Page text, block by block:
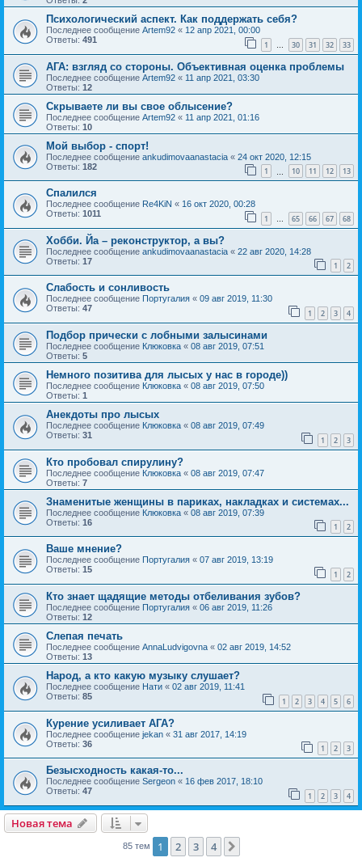
Психологический аспект. Как поддержать себя?
Последнее сообщение Artem92 « 12 апр 2021, 00:00
Ответы: 491 1 … 30 31 32 33
АГА: взгляд со стороны. Объективная оценка проблемы
Последнее сообщение Artem92 « 11 апр 2021, 03:30
Ответы: 12
Скрываете ли вы свое облысение?
Последнее сообщение Artem92 « 11 апр 2021, 01:16
Ответы: 10
Мой выбор - спорт!
Последнее сообщение ankudimovaanastacia « 24 окт 2020, 12:15
Ответы: 182 1 10 11 12 13
Спалился
Последнее сообщение Re4KiN « 16 окт 2020, 00:28
Ответы: 1011 1 … 65 66 67 68
Хобби. Йа – реконструктор, а вы?
Последнее сообщение ankudimovaanastacia « 22 авг 2020, 14:28
Ответы: 17 1 2
Слабость и сонливость
Последнее сообщение Португалия « 09 авг 2019, 11:30
Ответы: 47 1 2 3 4
Подбор прически с лобными залысинами
Последнее сообщение Клюковка « 08 авг 2019, 07:51
Ответы: 5
Немного позитива для лысых у нас в городе))
Последнее сообщение Клюковка « 08 авг 2019, 07:50
Ответы: 1
Анекдоты про лысых
Последнее сообщение Клюковка « 08 авг 2019, 07:49
Ответы: 31 1 2 3
Кто пробовал спирулину?
Последнее сообщение Клюковка « 08 авг 2019, 07:47
Ответы: 7
Знаменитые женщины в париках, накладках и системах...
Последнее сообщение Клюковка « 08 авг 2019, 07:39
Ответы: 16 1 2
Ваше мнение?
Последнее сообщение Португалия « 07 авг 2019, 13:19
Ответы: 15 1 2
Кто знает щадящие методы отбеливания зубов?
Последнее сообщение Португалия « 06 авг 2019, 11:26
Ответы: 12
Слепая печать
Последнее сообщение AnnaLudvigovna « 02 авг 2019, 14:52
Ответы: 13
Народ, а кто какую музыку слушает?
Последнее сообщение Нати « 02 авг 2019, 11:41
Ответы: 85 1 2 3 4 5 6
Курение усиливает АГА?
Последнее сообщение jekan « 31 авг 2017, 14:19
Ответы: 36 1 2 3
Безысходность какая-то...
Последнее сообщение Sergeon « 16 фев 2017, 18:10
Ответы: 47 1 2 3 4
Новая тема
85 тем 1 2 3 4